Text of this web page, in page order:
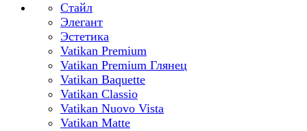
Стайл
Элегант
Эстетика
Vatikan Premium
Vatikan Premium Глянец
Vatikan Baquette
Vatikan Classio
Vatikan Nuovo Vista
Vatikan Matte